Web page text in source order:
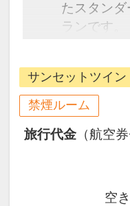
たスタン
ランです。
できるダイ
ら、一都市
にも最適！
旅行期間中
泊・飛び
フライト
JALグル
ル50%貯
サンセットツイン
禁煙ルーム
旅行代金 （航空
空き